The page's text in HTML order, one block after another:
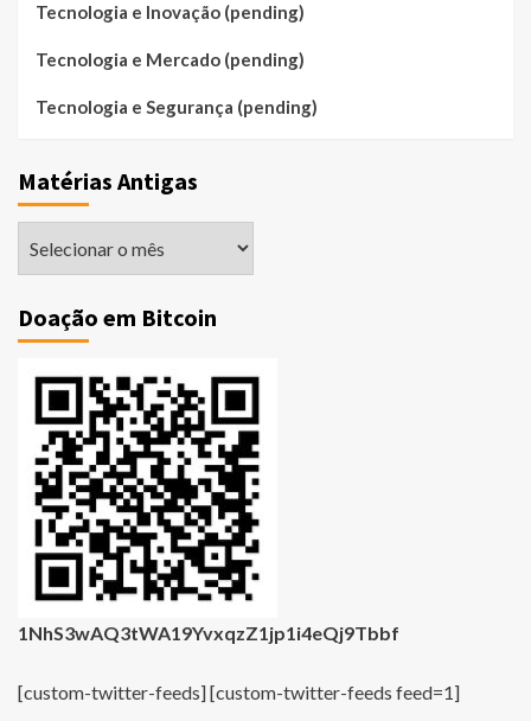
Tecnologia e Inovação (pending)
Tecnologia e Mercado (pending)
Tecnologia e Segurança (pending)
Matérias Antigas
Doação em Bitcoin
1NhS3wAQ3tWA19YvxqzZ1jp1i4eQj9Tbbf
[custom-twitter-feeds] [custom-twitter-feeds feed=1]